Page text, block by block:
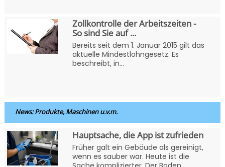
Zollkontrolle der Arbeitszeiten -
So sind Sie auf ...
Bereits seit dem 1. Januar 2015 gilt das
aktuelle Mindestlohngesetz. Es
beschreibt, in...
News: Produkte, Maschinen u.v.m.
Hauptsache, die App ist zufrieden
Früher galt ein Gebäude als gereinigt,
wenn es sauber war. Heute ist die